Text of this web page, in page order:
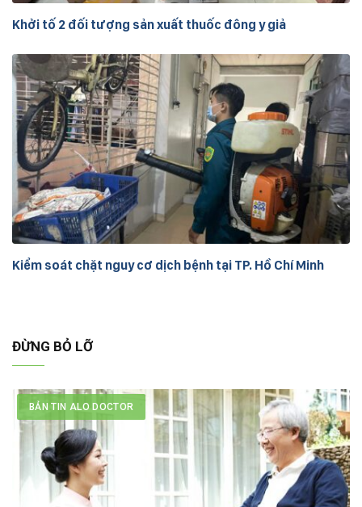
Khởi tố 2 đối tượng sản xuất thuốc đông y giả
Kiểm soát chặt nguy cơ dịch bệnh tại TP. Hồ Chí Minh
ĐỪNG BỎ LỠ
BẢN TIN ALO DOCTOR